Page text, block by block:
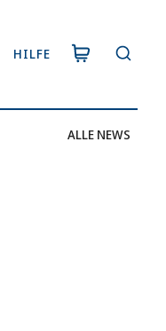
HILFE
ALLE NEWS